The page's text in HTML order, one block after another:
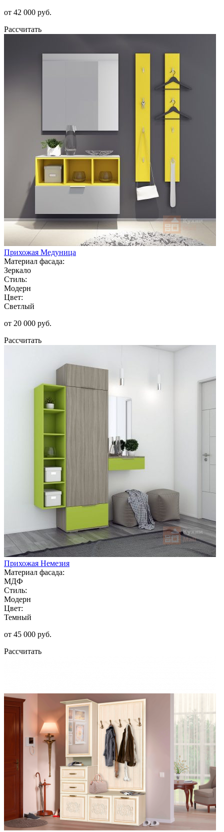
от 42 000 руб.
Рассчитать
Прихожая Медуница
Материал фасада:
Зеркало
Стиль:
Модерн
Цвет:
Светлый
от 20 000 руб.
Рассчитать
Прихожая Немезия
Материал фасада:
МДФ
Стиль:
Модерн
Цвет:
Темный
от 45 000 руб.
Рассчитать